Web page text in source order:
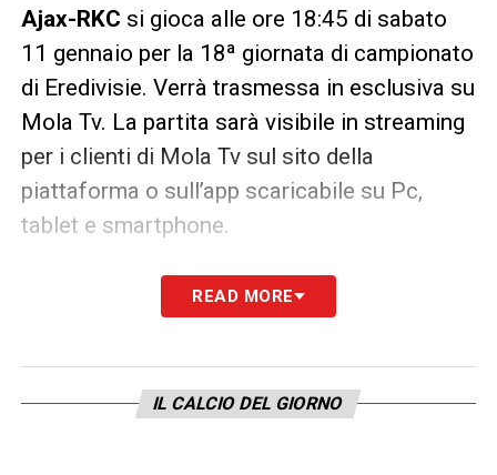
Ajax-RKC si gioca alle ore 18:45 di sabato
11 gennaio per la 18ª giornata di campionato
di Eredivisie. Verrà trasmessa in esclusiva su
Mola Tv. La partita sarà visibile in streaming
per i clienti di Mola Tv sul sito della
piattaforma o sull’app scaricabile su Pc,
tablet e smartphone.
LA PLAYLIST DELLE NOSTRE TOP NEWS
READ MORE
IL CALCIO DEL GIORNO